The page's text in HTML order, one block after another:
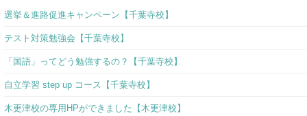
選挙＆進路促進キャンペーン【千葉寺校】
テスト対策勉強会【千葉寺校】
「国語」ってどう勉強するの？【千葉寺校】
自立学習 step up コース【千葉寺校】
木更津校の専用HPができました【木更津校】